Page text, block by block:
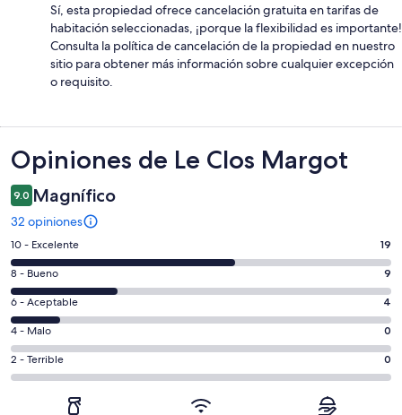
Sí, esta propiedad ofrece cancelación gratuita en tarifas de
habitación seleccionadas, ¡porque la flexibilidad es importante!
Consulta la política de cancelación de la propiedad en nuestro
sitio para obtener más información sobre cualquier excepción
o requisito.
Opiniones
Opiniones de Le Clos Margot
9.0 Magnífico
32 opiniones
Puntuación
de
10,
es
decir,
Excelente.
Basada
en
10 - Excelente 19
Puntuación
de
8,
es
decir,
Bueno.
8 - Bueno 9
Puntuación
de
6,
es
decir,
Aceptable.
6 - Aceptable 4
Puntuación
de
4,
4 - Malo 0
Puntuación
de
2 - Terrible 0